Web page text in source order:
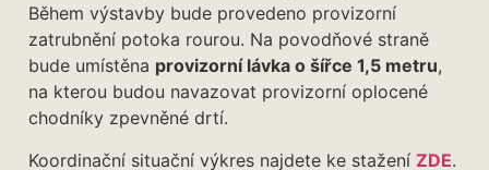
Během výstavby bude provedeno provizorní
zatrubnění potoka rourou. Na povodňové straně
bude umístěna provizorní lávka o šířce 1,5 metru,
na kterou budou navazovat provizorní oplocené
chodníky zpevněné drtí.
Koordinační situační výkres najdete ke stažení ZDE.